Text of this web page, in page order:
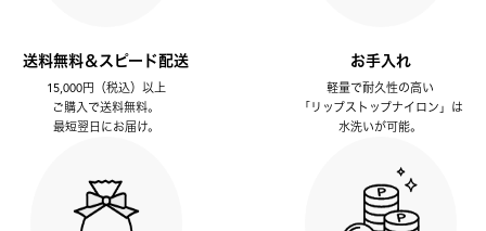
送料無料＆スピード配送
15,000円（税込）以上
ご購入で送料無料。
最短翌日にお届け。
お手入れ
軽量で耐久性の高い
「リップストップナイロン」は
水洗いが可能。